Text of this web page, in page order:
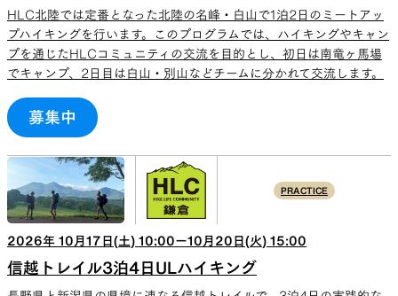
HLC北陸では定番となった北陸の名峰・白山で1泊2日のミートアッ
プハイキングを行います。このプログラムでは、ハイキングやキャン
プを通じたHLCコミュニティの交流を目的とし、初日は南竜ヶ馬場
でキャンプ、2日目は白山・別山などチームに分かれて交流します。
募集中
PRACTICE
2026年 10 月 17 日(土) 10:00ー10 月 20 日( 火) 15:00
信越トレイル3泊4日ULハイキング